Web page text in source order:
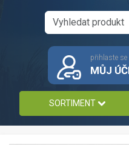
přihlaste se
MŮJ
SORTIMENT